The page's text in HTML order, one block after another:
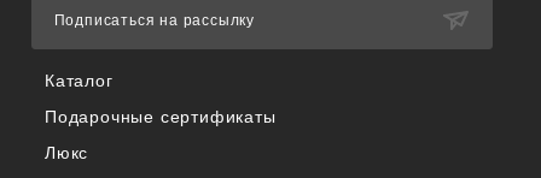
Каталог
Подарочные сертификаты
Люкс
Подписаться на рассылку